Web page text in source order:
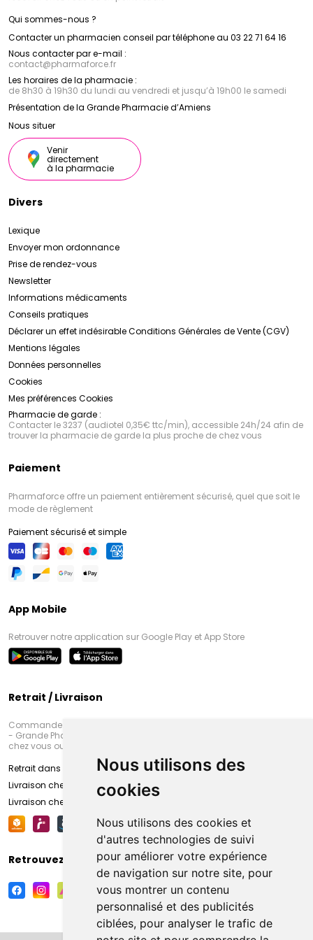
Nous utilisons des
cookies
Nous utilisons des cookies et
d'autres technologies de suivi
pour améliorer votre expérience
de navigation sur notre site, pour
vous montrer un contenu
personnalisé et des publicités
ciblées, pour analyser le trafic de
Qui sommes-nous ?
Contacter un pharmacien conseil par téléphone au 03 22 71 64 16
Nous contacter par e-mail :
contact@pharmaforce.fr
Les horaires de la pharmacie :
de 8h30 à 19h30 du lundi au vendredi et jusqu’à 19h00 le samedi
Présentation de la Grande Pharmacie d’Amiens
Nous situer
Venir
directement
à la pharmacie
Divers
Lexique
Envoyer mon ordonnance
Prise de rendez-vous
Newsletter
Informations médicaments
Conseils pratiques
Déclarer un effet indésirableConditions Générales de Vente (CGV)
Mentions légales
Données personnelles
Cookies
Mes préférences Cookies
Pharmacie de garde :
Contacter le 3237 (audiotel 0,35€ ttc/min), accessible 24h/24 afin de
trouver la pharmacie de garde la plus proche de chez vous
Paiement
Pharmaforce offre un paiement entièrement sécurisé, quel que soit le
mode de règlement
Paiement sécurisé et simple
App Mobile
Retrouver notre application sur Google Play et App Store
Retrait / Livraison
Commandez en ligne et venez chercher votre commande à Amiens
- Grande Pharmacie d’Amiens (Fachon) ou recevez-là rapidement
chez vous ou en point retrait
Retrait dans la pharmacie d’Amiens
Livraison chez vous
Livraison chez votre commerçant
Retrouvez-nous sur vos réseaux sociaux